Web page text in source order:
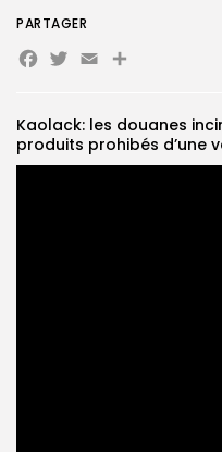
FR
Kaolack: les douanes
produits prohibés d’une
PARTAGER
Facebook
Twitter
Email